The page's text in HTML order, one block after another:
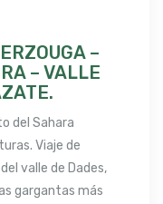
–
– VALLE
del Sahara
Viaje de
valle de Dades,
gargantas más